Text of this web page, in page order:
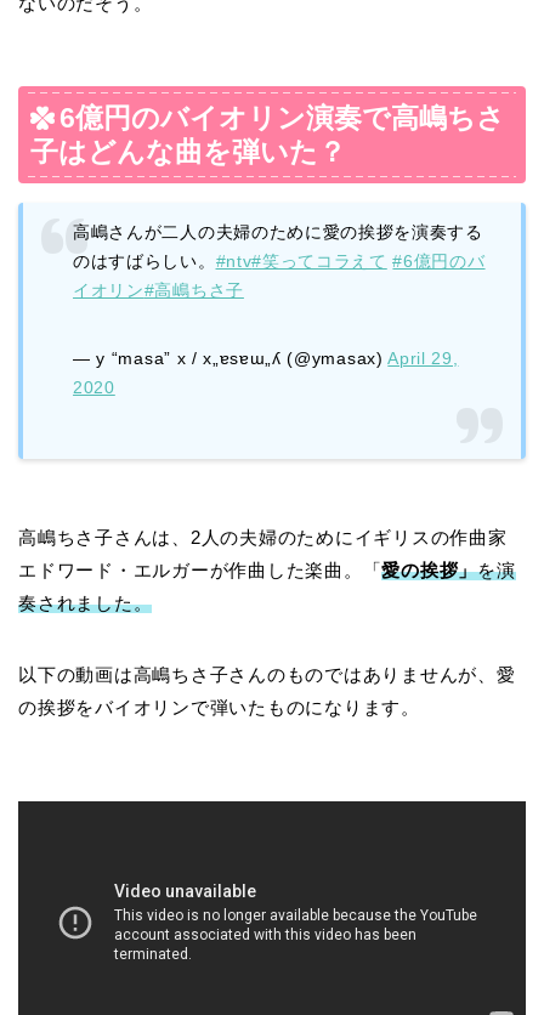
6億円のバイオリン演奏で高嶋ちさ
子はどんな曲を弾いた？
高嶋さんが二人の夫婦のために愛の挨拶を演奏する
のはすばらしい。 #ntv#笑ってコラえて #6億円のバ
イオリン#高嶋ちさ子
— y “masa” x / x„ɐsɐɯ„ʎ (@ymasax)April 29,
2020
高嶋ちさ子さんは、2人の夫婦のためにイギリスの作曲家
エドワード・エルガーが作曲した楽曲。「愛の挨拶」を演
奏されました。
以下の動画は高嶋ちさ子さんのものではありませんが、愛
の挨拶をバイオリンで弾いたものになります。